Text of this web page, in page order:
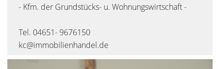
- Kfm. der Grundstücks- u. Wohnungswirtschaft -
Tel. 04651- 9676150
kc@immobilienhandel.de